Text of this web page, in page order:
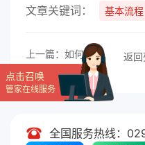
文章关键词： 基本流程
上一篇：如何申请个体注销公司？ 返回
全国服务热线：
点击召唤
管家在线服务